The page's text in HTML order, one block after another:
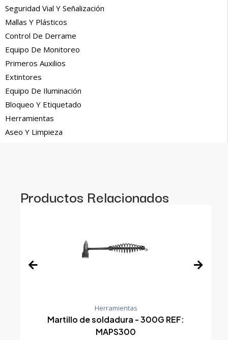
Seguridad Vial Y Señalización
Mallas Y Plásticos
Control De Derrame
Equipo De Monitoreo
Primeros Auxilios
Extintores
Equipo De Iluminación
Bloqueo Y Etiquetado
Herramientas
Aseo Y Limpieza
Productos Relacionados
Herramientas
Martillo de soldadura - 300G REF:
MAPS300